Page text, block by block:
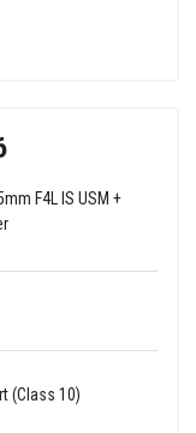
F4L IS USM +
(Class 10)